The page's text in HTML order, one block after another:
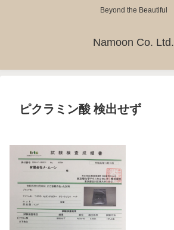
Beyond the Beautiful
Namoon Co. Ltd.
ピクラミン酸 検出せず